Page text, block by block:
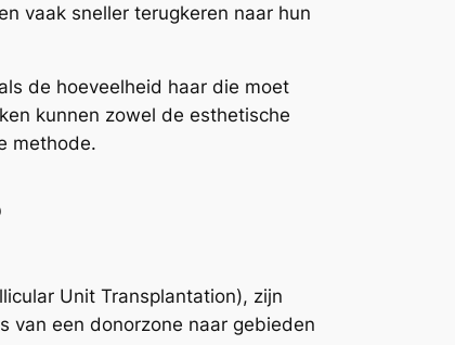
vaak sneller terugkeren naar hun
de hoeveelheid haar die moet
kunnen zowel de esthetische
methode.
Unit Transplantation), zijn
van een donorzone naar gebieden